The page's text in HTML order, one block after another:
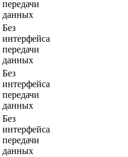
передачи
данных
Без
интерфейса
передачи
данных
Без
интерфейса
передачи
данных
Без
интерфейса
передачи
данных